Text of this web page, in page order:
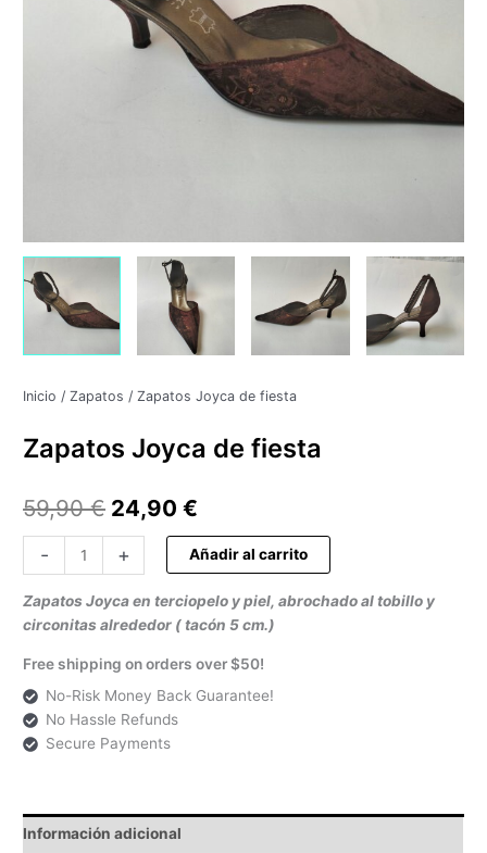
Inicio /Zapatos / Zapatos Joyca de fiesta
Zapatos Joyca de fiesta
59,90€ 24,90€
- + Añadir al carrito
Zapatos Joyca en terciopelo y piel, abrochado al tobillo y
circonitas alrededor ( tacón 5 cm.)
Free shipping on orders over $50!
No-Risk Money Back Guarantee!
No Hassle Refunds
Secure Payments
Información adicional